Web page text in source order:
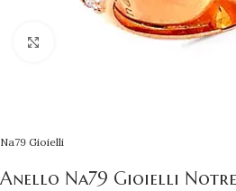
Clicca per ingrandire
Na79 Gioielli
Anello Na79 Gioielli Notre